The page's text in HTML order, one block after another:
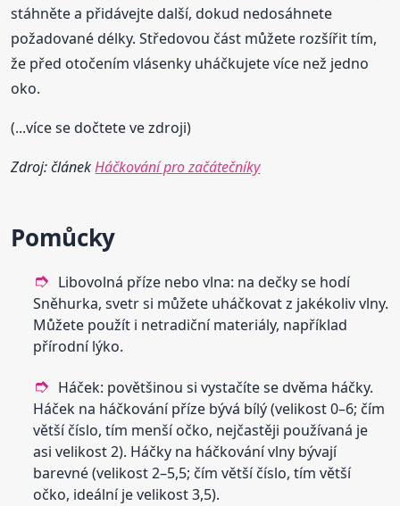
stáhněte a přidávejte další, dokud nedosáhnete
požadované délky. Středovou část můžete rozšířit tím,
že před otočením vlásenky uháčkujete více než jedno
oko.
(...více se dočtete ve zdroji)
Zdroj: článekHáčkování pro začátečníky
Pomůcky
Libovolná příze nebo vlna: na dečky se hodí
Sněhurka, svetr si můžete uháčkovat z jakékoliv vlny.
Můžete použít i netradiční materiály, například
přírodní lýko.
Háček: povětšinou si vystačíte se dvěma háčky.
Háček na háčkování příze bývá bílý (velikost 0–6; čím
větší číslo, tím menší očko, nejčastěji používaná je
asi velikost 2). Háčky na háčkování vlny bývají
barevné (velikost 2–5,5; čím větší číslo, tím větší
očko, ideální je velikost 3,5).